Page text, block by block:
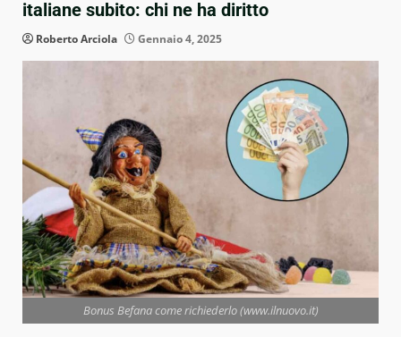
italiane subito: chi ne ha diritto
Roberto Arciola Gennaio 4, 2025
Bonus Befana come richiederlo (www.ilnuovo.it)